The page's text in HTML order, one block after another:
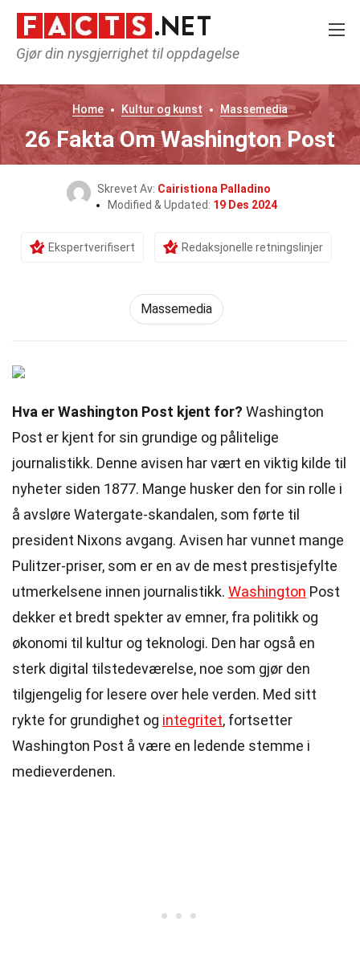
Gjør din nysgjerrighet til oppdagelse
Home Kultur og kunst Massemedia
26 Fakta Om Washington Post
Skrevet Av: Cairistiona Palladino
Modified & Updated: 19 Des 2024
Ekspertverifisert Redaksjonelle retningslinjer
Massemedia
Hva er Washington Post kjent for? Washington
Post er kjent for sin grundige og pålitelige
journalistikk. Denne avisen har vært en viktig kilde til
nyheter siden 1877. Mange husker den for sin rolle i
å avsløre Watergate-skandalen, som førte til
president Nixons avgang. Avisen har vunnet mange
Pulitzer-priser, som er en av de mest prestisjefylte
utmerkelsene innen journalistikk. Washington Post
dekker et bredt spekter av emner, fra politikk og
økonomi til kultur og teknologi. Den har også en
sterk digital tilstedeværelse, noe som gjør den
tilgjengelig for lesere over hele verden. Med sitt
rykte for grundighet og integritet, fortsetter
Washington Post å være en ledende stemme i
medieverdenen.